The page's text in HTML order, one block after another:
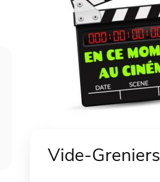
Vide-Greniers